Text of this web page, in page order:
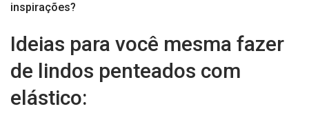
inspirações?
Ideias para você mesma fazer
de lindos penteados com
elástico: